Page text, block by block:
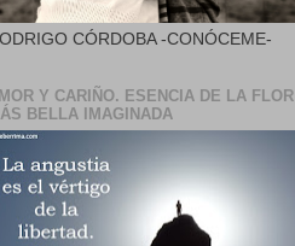
CÓRDOBA -CONÓCEME-
Y CARIÑO. ESENCIA DE LA FLOR
BELLA IMAGINADA